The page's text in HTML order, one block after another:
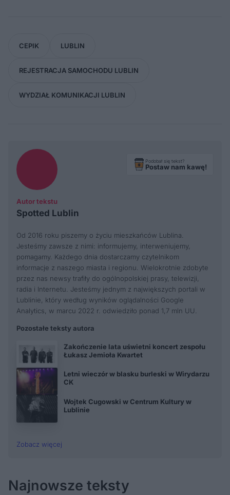
CEPIK LUBLIN
REJESTRACJA SAMOCHODU LUBLIN
WYDZIAŁ KOMUNIKACJI LUBLIN
Autor tekstu
Spotted Lublin
Podobał się tekst?
Postaw nam kawę!
Od 2016 roku piszemy o życiu mieszkańców Lublina.
Jesteśmy zawsze z nimi: informujemy, interweniujemy,
pomagamy. Każdego dnia dostarczamy czytelnikom
informacje z naszego miasta i regionu. Wielokrotnie zdobyte
przez nas newsy trafiły do ogólnopolskiej prasy, telewizji,
radia i Internetu. Jesteśmy jednym z największych portali w
Lublinie, który według wyników oglądalności Google
Analytics, w marcu 2022 r. odwiedziło ponad 1,7 mln UU.
Pozostałe teksty autora
Zakończenie lata uświetni koncert zespołu
Łukasz Jemioła Kwartet
Letni wieczór w blasku burleski w Wirydarzu
CK
Wojtek Cugowski w Centrum Kultury w
Lublinie
Zobacz więcej
Najnowsze teksty